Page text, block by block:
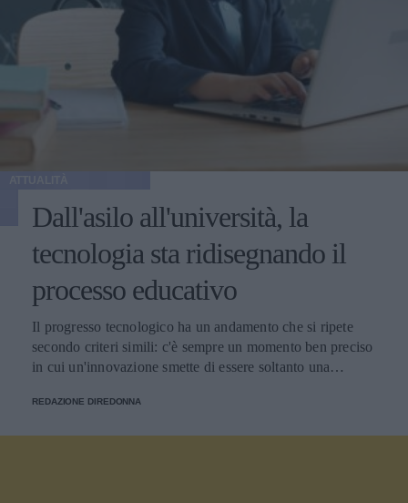
Dall'asilo all'università, la
tecnologia sta ridisegnando il
processo educativo
Il progresso tecnologico ha un andamento che si ripete
secondo criteri simili: c'è sempre un momento ben preciso
in cui un'innovazione smette di essere soltanto una
REDAZIONE DIREDONNA